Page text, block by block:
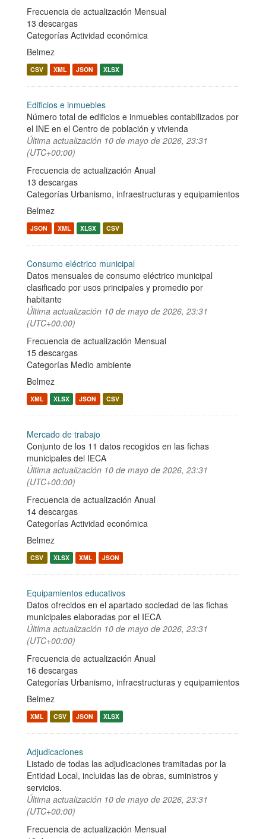
Frecuencia de actualización Mensual
13 descargas
Categorías Actividad económica
Belmez
CSV XML JSON XLSX
Edificios e inmuebles
Número total de edificios e inmuebles contabilizados por
el INE en el Centro de población y vivienda
Última actualización 10 de mayo de 2026, 23:31
(UTC+00:00)
Frecuencia de actualización Anual
13 descargas
Categorías Urbanismo, infraestructuras y equipamientos
Belmez
JSON XML XLSX CSV
Consumo eléctrico municipal
Datos mensuales de consumo eléctrico municipal
clasificado por usos principales y promedio por
habitante
Última actualización 10 de mayo de 2026, 23:31
(UTC+00:00)
Frecuencia de actualización Mensual
15 descargas
Categorías Medio ambiente
Belmez
XML XLSX JSON CSV
Mercado de trabajo
Conjunto de los 11 datos recogidos en las fichas
municipales del IECA
Última actualización 10 de mayo de 2026, 23:31
(UTC+00:00)
Frecuencia de actualización Anual
14 descargas
Categorías Actividad económica
Belmez
CSV XLSX XML JSON
Equipamientos educativos
Datos ofrecidos en el apartado sociedad de las fichas
municipales elaboradas por el IECA
Última actualización 10 de mayo de 2026, 23:31
(UTC+00:00)
Frecuencia de actualización Anual
16 descargas
Categorías Urbanismo, infraestructuras y equipamientos
Belmez
XML CSV JSON XLSX
Adjudicaciones
Listado de todas las adjudicaciones tramitadas por la
Entidad Local, incluidas las de obras, suministros y
servicios.
Última actualización 10 de mayo de 2026, 23:31
(UTC+00:00)
Frecuencia de actualización Mensual